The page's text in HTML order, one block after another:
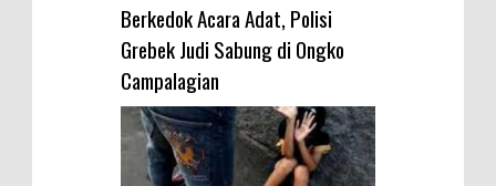
Berkedok Acara Adat, Polisi
Grebek Judi Sabung di Ongko
Campalagian